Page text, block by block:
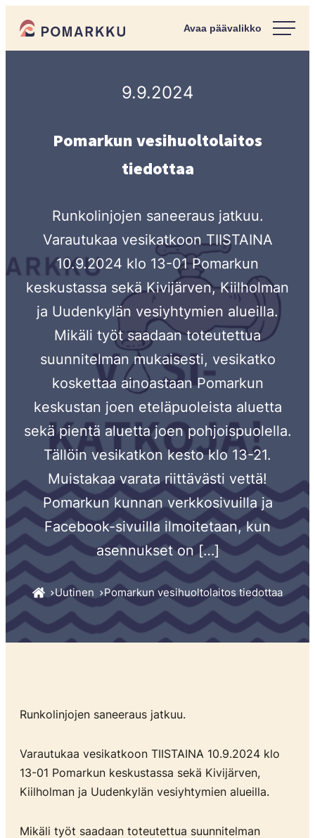
Siirry
suoraan
Pomarkun kunta
9.9.2024
Pomarkun vesihuoltolaitos
tiedottaa
Runkolinjojen saneeraus jatkuu.
Varautukaa vesikatkoon TIISTAINA
10.9.2024 klo 13-01 Pomarkun
keskustassa sekä Kivijärven, Kiilholman
ja Uudenkylän vesiyhtymien alueilla.
Mikäli työt saadaan toteutettua
suunnitelman mukaisesti, vesikatko
koskettaa ainoastaan Pomarkun
keskustan joen eteläpuoleista aluetta
sekä pientä aluetta joen pohjoispuolella.
Tällöin vesikatkon kesto klo 13-21.
Muistakaa varata riittävästi vettä!
Pomarkun kunnan verkkosivuilla ja
Facebook-sivuilla ilmoitetaan, kun
asennukset on […]
Uutinen Pomarkun vesihuoltolaitos tiedottaa
Runkolinjojen saneeraus jatkuu.
Varautukaa vesikatkoon TIISTAINA 10.9.2024 klo
13-01 Pomarkun keskustassa sekä Kivijärven,
Kiilholman ja Uudenkylän vesiyhtymien alueilla.
Mikäli työt saadaan toteutettua suunnitelman